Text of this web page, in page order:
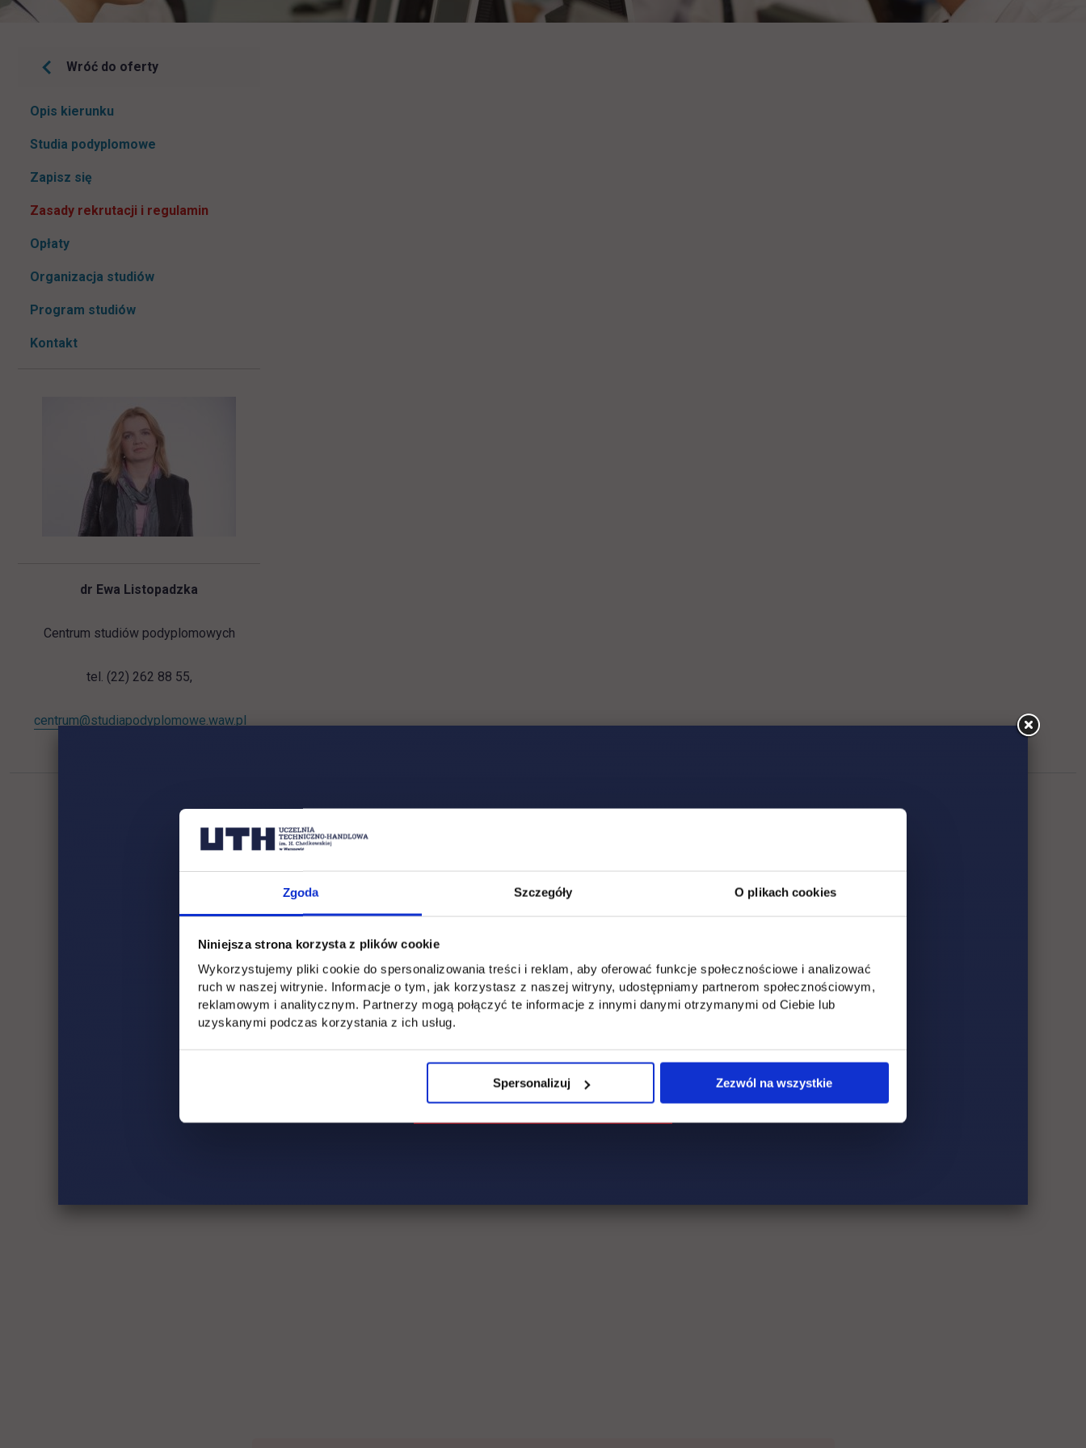
Zgoda Szczegóły O plikach cookies
Niniejsza strona korzysta z plików cookie
Wykorzystujemy pliki cookie do spersonalizowania treści i reklam, aby oferować funkcje społecznościowe i analizować
ruch w naszej witrynie. Informacje o tym, jak korzystasz z naszej witryny, udostępniamy partnerom społecznościowym,
reklamowym i analitycznym. Partnerzy mogą połączyć te informacje z innymi danymi otrzymanymi od Ciebie lub
uzyskanymi podczas korzystania z ich usług.
Spersonalizuj Zezwól na wszystkie
Wróć do oferty
Pomiń
Opis kierunku
Studia podyplomowe
Zapisz się
Zasady rekrutacji i regulamin
Opłaty
Organizacja studiów
Program studiów
Kontakt
dr Ewa Listopadzka
Centrum studiów podyplomowych
tel. (22) 262 88 55,
centrum@studiapodyplomowe.waw.pl
Social & media UTH
All